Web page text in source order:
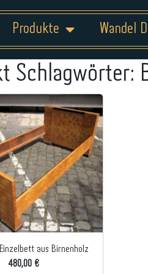
Produkte Wandel
Schlagwörter:
aus Birnenholz
480,00 €